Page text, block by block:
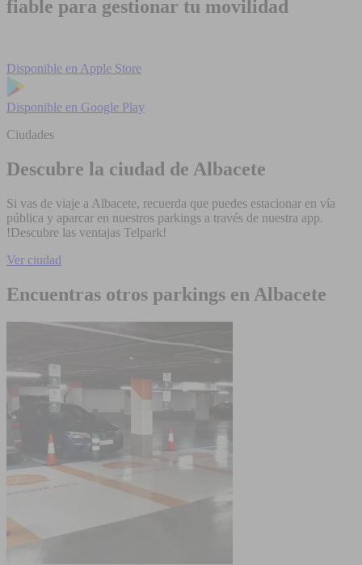
fiable para gestionar tu movilidad
Disponible en Apple Store
Disponible en Google Play
Ciudades
Descubre la ciudad de Albacete
Si vas de viaje a Albacete, recuerda que puedes estacionar en vía
pública y aparcar en nuestros parkings a través de nuestra app.
!Descubre las ventajas Telpark!
Ver ciudad
Encuentras otros parkings en Albacete